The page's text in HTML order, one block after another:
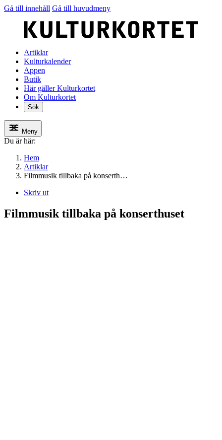
Gå till innehåll Gå till huvudmeny
Artiklar
Kulturkalender
Appen
Butik
Här gäller Kulturkortet
Om Kulturkortet
Sök
Meny
Du är här:
Hem
Artiklar
Filmmusik tillbaka på konserth…
Skriv ut
Filmmusik tillbaka på konserthuset